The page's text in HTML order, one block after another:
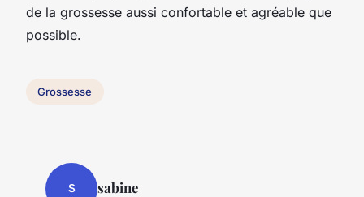
de la grossesse aussi confortable et agréable que
possible.
Grossesse
S sabine